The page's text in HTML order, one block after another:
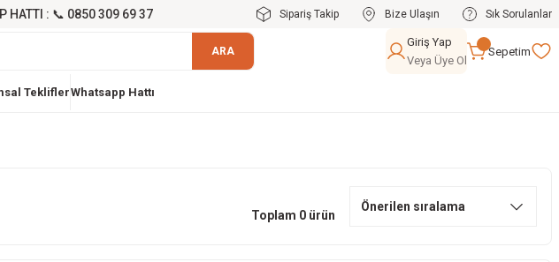
HATTI : 📞 0850 309 69 37 Sipariş Takip Bize Ulaşın Sık Sorulanlar
ARA
Giriş Yap
Veya Üye Ol
Sepetim
TekliflerWhatsapp Hattı
Toplam 0 ürün